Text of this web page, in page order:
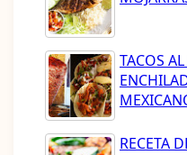
TACOS
RECETA